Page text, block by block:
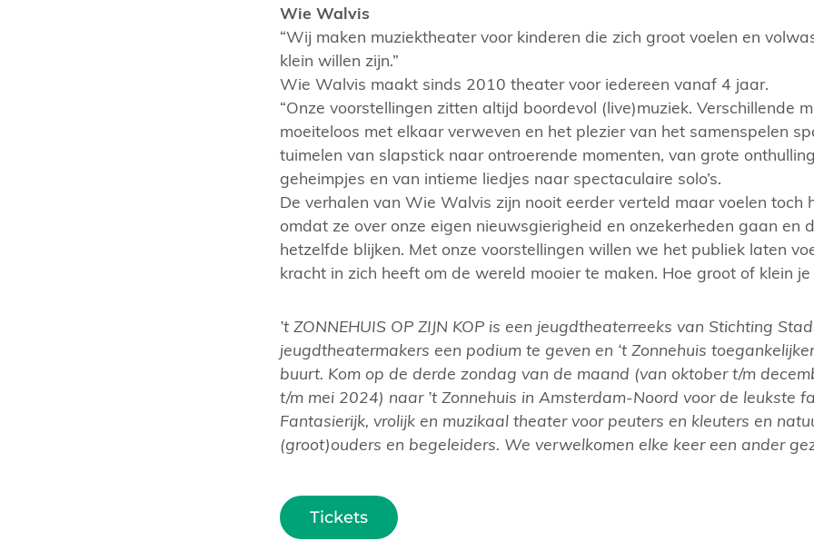
Wie Walvis
“Wij maken muziektheater voor kinderen die zich groot voelen en
klein willen zijn.”
Wie Walvis maakt sinds 2010 theater voor iedereen vanaf 4 jaar.
“Onze voorstellingen zitten altijd boordevol (live)muziek. Verschillende
moeiteloos met elkaar verweven en het plezier van het samenspelen
tuimelen van slapstick naar ontroerende momenten, van grote
geheimpjes en van intieme liedjes naar spectaculaire solo’s.
De verhalen van Wie Walvis zijn nooit eerder verteld maar voelen toch
omdat ze over onze eigen nieuwsgierigheid en onzekerheden gaan en
hetzelfde blijken. Met onze voorstellingen willen we het publiek laten
kracht in zich heeft om de wereld mooier te maken. Hoe groot of klein je
’t ZONNEHUIS OP ZIJN KOP is een jeugdtheaterreeks van Stichting
jeugdtheatermakers een podium te geven en ‘t Zonnehuis
buurt. Kom op de derde zondag van de maand (van oktober t/m
t/m mei 2024) naar ’t Zonnehuis in Amsterdam-Noord voor de leukste
Fantasierijk, vrolijk en muzikaal theater voor peuters en kleuters en
(groot)ouders en begeleiders. We verwelkomen elke keer een ander
Tickets